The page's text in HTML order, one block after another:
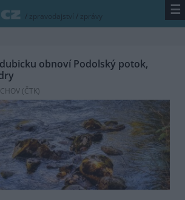
/ zpravodajství / zprávy ☰
obnoví Podolský potok,
(ČTK)